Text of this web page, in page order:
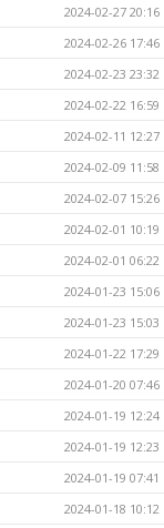
2024-02-27 20:16
2024-02-26 17:46
2024-02-23 23:32
2024-02-22 16:59
2024-02-11 12:27
2024-02-09 11:58
2024-02-07 15:26
2024-02-01 10:19
2024-02-01 06:22
2024-01-23 15:06
2024-01-23 15:03
2024-01-22 17:29
2024-01-20 07:46
2024-01-19 12:24
2024-01-19 12:23
2024-01-19 07:41
2024-01-18 10:12